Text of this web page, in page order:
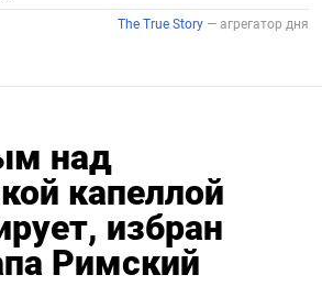
над
капеллой
избран
Римский